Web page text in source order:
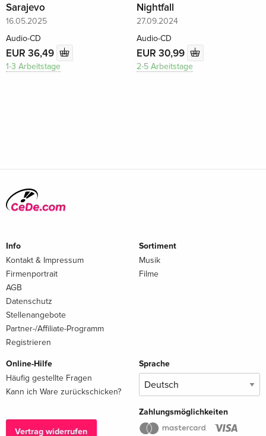
Sarajevo
16.05.2025
Audio-CD
EUR 36,49
1-3 Arbeitstage
Nightfall
27.09.2024
Audio-CD
EUR 30,99
2-5 Arbeitstage
Info
Kontakt & Impressum
Firmenportrait
AGB
Datenschutz
Stellenangebote
Partner-/Affiliate-Programm
Registrieren
Sortiment
Musik
Filme
Online-Hilfe
Häufig gestellte Fragen
Kann ich Ware zurückschicken?
Vertrag widerrufen
Sprache
Zahlungsmöglichkeiten